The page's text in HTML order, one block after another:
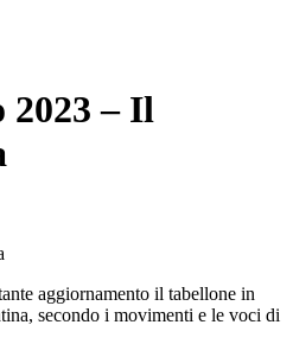
2023 – Il
aggiornamento il tabellone in
secondo i movimenti e le voci di